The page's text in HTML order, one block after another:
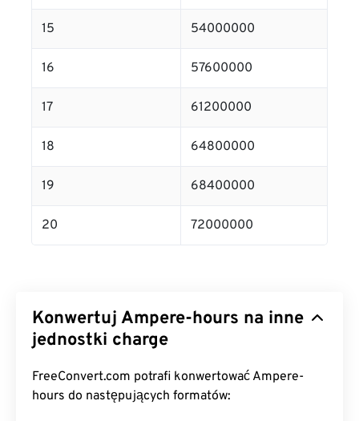
15 54000000
16 57600000
17 61200000
18 64800000
19 68400000
20 72000000
Konwertuj Ampere-hours na inne
jednostki charge
FreeConvert.com potrafi konwertować Ampere-
hours do następujących formatów: